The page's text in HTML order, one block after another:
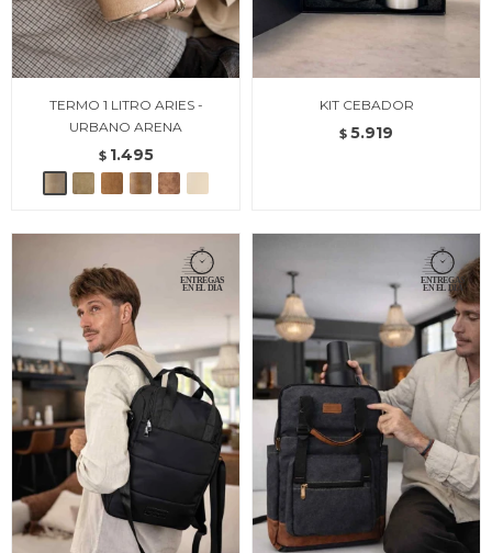
TERMO 1 LITRO ARIES -
URBANO ARENA
$ 1.495
KIT CEBADOR
$ 5.919